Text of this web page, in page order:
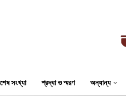
সংখ্যা শ্রদ্ধা ও স্মরণ অন্যান্য